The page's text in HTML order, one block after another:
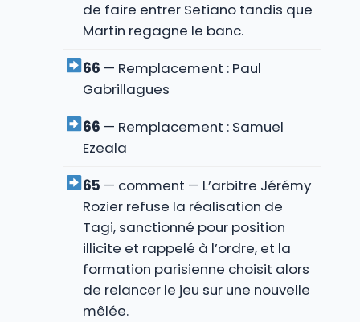
de faire entrer Setiano tandis que
Martin regagne le banc.
66 — Remplacement : Paul
Gabrillagues
66 — Remplacement : Samuel
Ezeala
65 — comment — L’arbitre Jérémy
Rozier refuse la réalisation de
Tagi, sanctionné pour position
illicite et rappelé à l’ordre, et la
formation parisienne choisit alors
de relancer le jeu sur une nouvelle
mêlée.